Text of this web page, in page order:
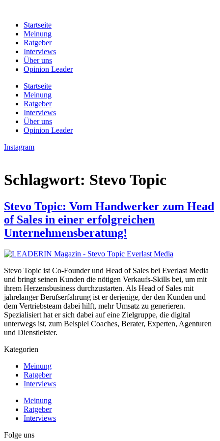
wechselnStartseite
Meinung
Ratgeber
Interviews
Über uns
Opinion Leader
Startseite
Meinung
Ratgeber
Interviews
Über uns
Opinion Leader
Instagram
Schlagwort: Stevo Topic
Stevo Topic: Vom Handwerker zum Head
of Sales in einer erfolgreichen
Unternehmensberatung!
Stevo Topic ist Co-Founder und Head of Sales bei Everlast Media
und bringt seinen Kunden die nötigen Verkaufs-Skills bei, um mit
ihrem Herzensbusiness durchzustarten. Als Head of Sales mit
jahrelanger Berufserfahrung ist er derjenige, der den Kunden und
dem Vertriebsteam dabei hilft, mehr Umsatz zu generieren.
Spezialisiert hat er sich dabei auf eine Zielgruppe, die digital
unterwegs ist, zum Beispiel Coaches, Berater, Experten, Agenturen
und Dienstleister.
Kategorien
Meinung
Ratgeber
Interviews
Meinung
Ratgeber
Interviews
Folge uns